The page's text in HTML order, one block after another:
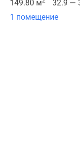
до
станции
149.80 м
32.9 —
1 помещение